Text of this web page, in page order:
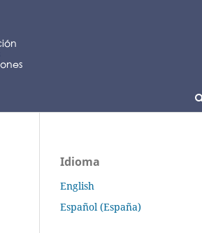
Idioma
English
Español (España)